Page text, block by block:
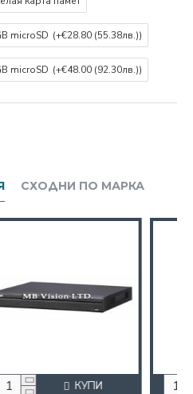
microSD (+€28.80 (55.38лв.))
microSD (+€48.00 (92.30лв.))
СХОДНИ ПО МАРКА
КУПИ